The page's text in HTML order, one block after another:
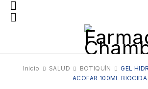
Inicio SALUD BOTIQUÍN
GEL
ACOFAR 100ML BIOCIDA